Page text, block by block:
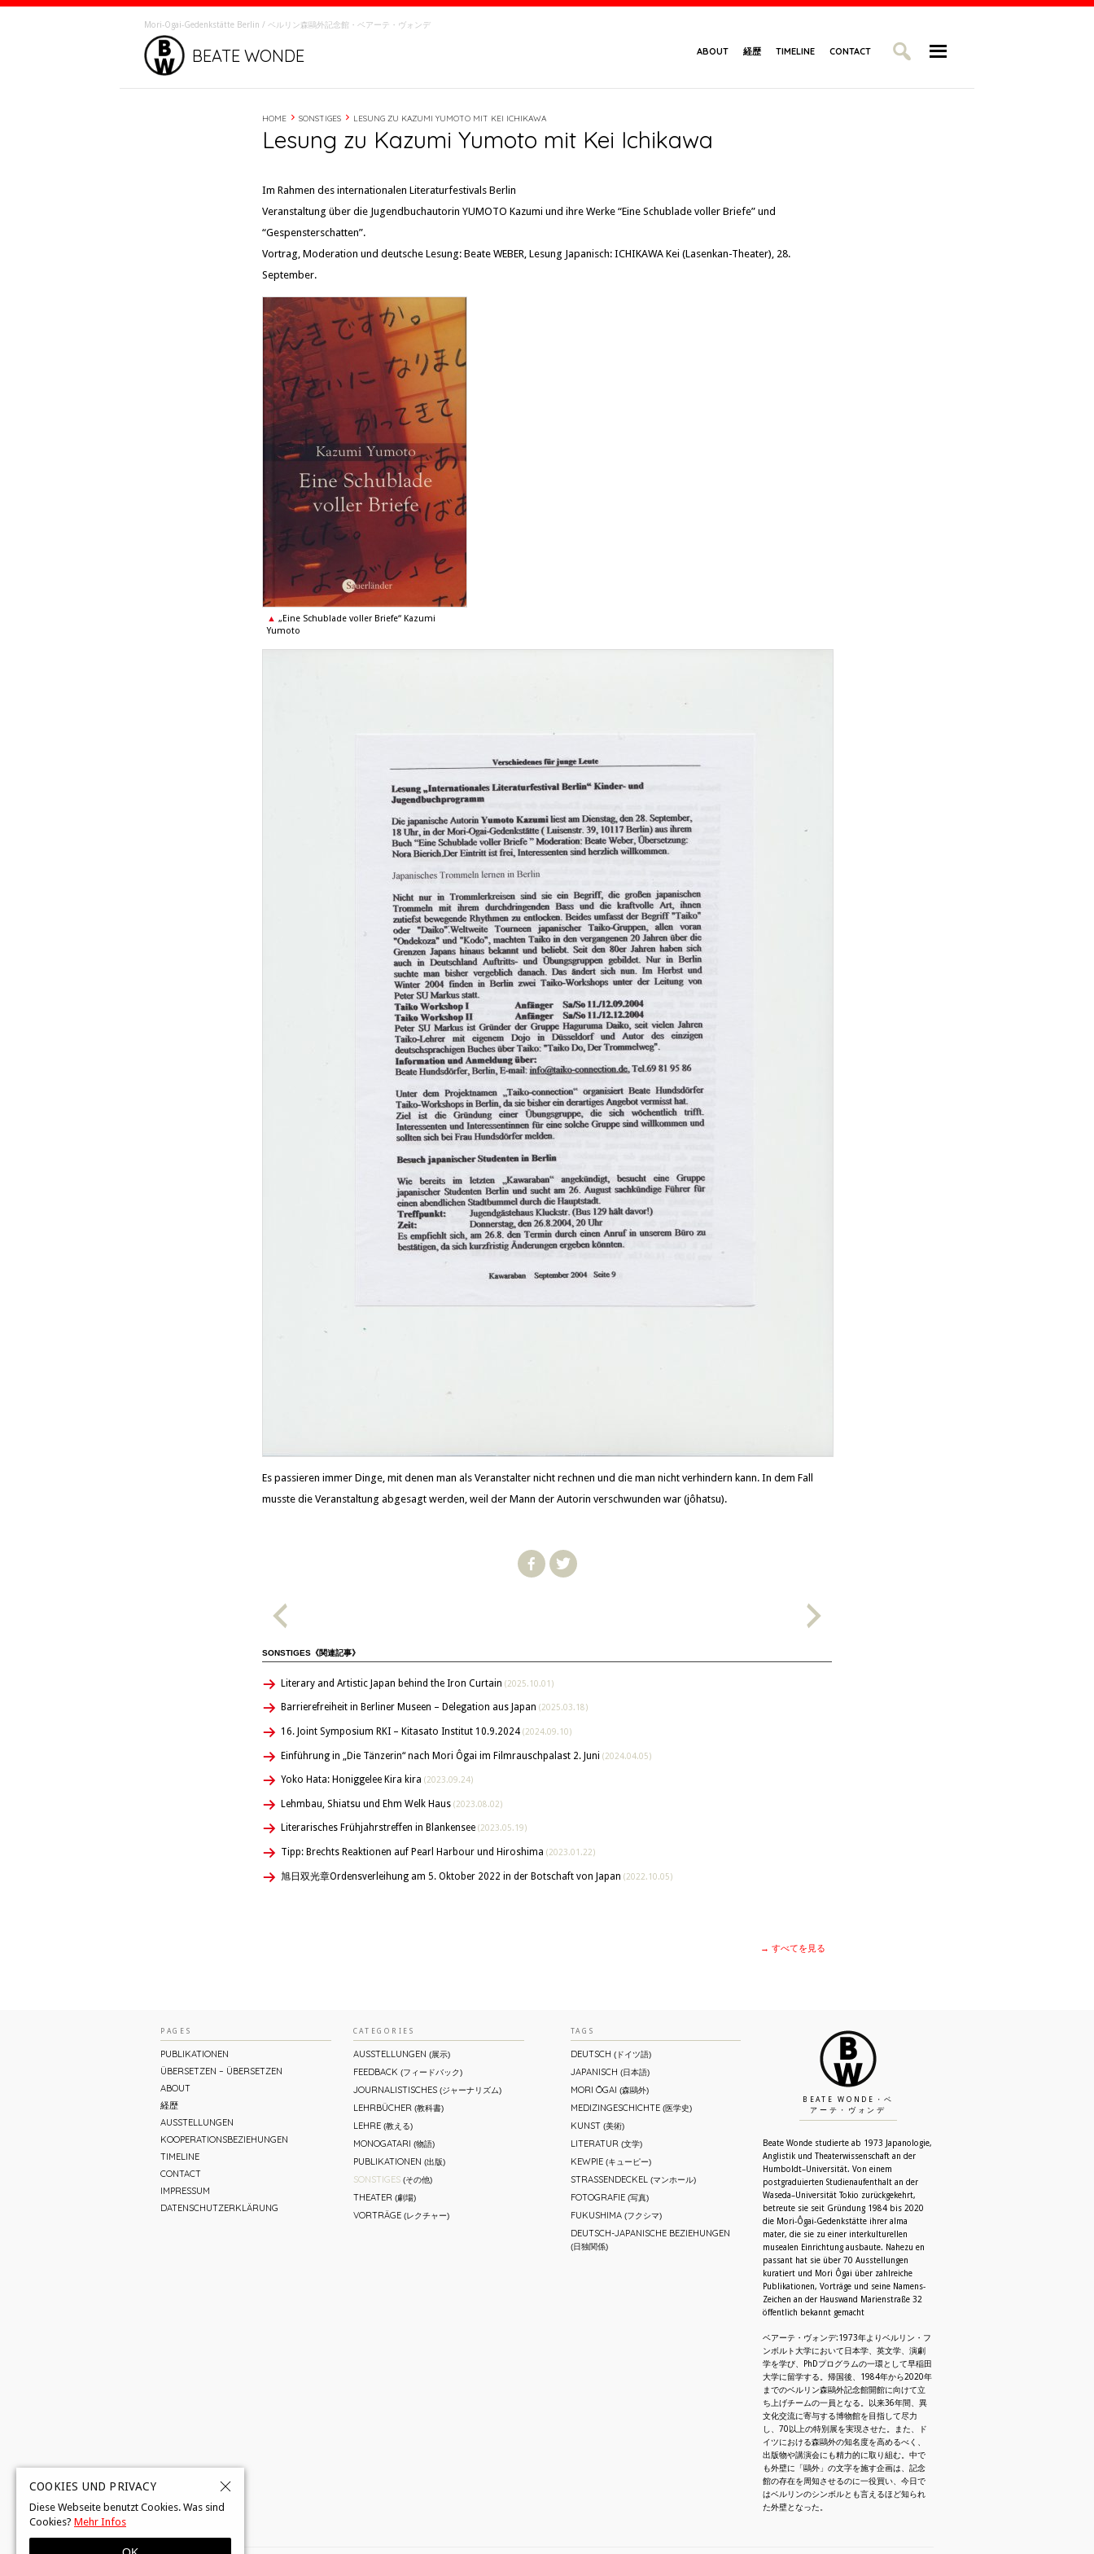
Mori-Ôgai-Gedenkstätte Berlin / ベルリン森鷗外記念館・ベアーテ・ヴォンデ
BEATE WONDE ABOUT 経歴 TIMELINE CONTACT
HOME SONSTIGES LESUNG ZU KAZUMI YUMOTO MIT KEI ICHIKAWA
Lesung zu Kazumi Yumoto mit Kei Ichikawa
Im Rahmen des internationalen Literaturfestivals Berlin
Veranstaltung über die Jugendbuchautorin YUMOTO Kazumi und ihre Werke “Eine Schublade voller Briefe” und
“Gespensterschatten”.
Vortrag, Moderation und deutsche Lesung: Beate WEBER, Lesung Japanisch: ICHIKAWA Kei (Lasenkan-Theater), 28.
September.
„Eine Schublade voller Briefe“ Kazumi
Yumoto
Es passieren immer Dinge, mit denen man als Veranstalter nicht rechnen und die man nicht verhindern kann. In dem Fall
musste die Veranstaltung abgesagt werden, weil der Mann der Autorin verschwunden war (jôhatsu).
SONSTIGES《関連記事》
Literary and Artistic Japan behind the Iron Curtain (2025.10.01)
Barrierefreiheit in Berliner Museen – Delegation aus Japan (2025.03.18)
16. Joint Symposium RKI – Kitasato Institut 10.9.2024 (2024.09.10)
Einführung in „Die Tänzerin“ nach Mori Ôgai im Filmrauschpalast 2. Juni (2024.04.05)
Yoko Hata: Honiggelee Kira kira (2023.09.24)
Lehmbau, Shiatsu und Ehm Welk Haus (2023.08.02)
Literarisches Frühjahrstreffen in Blankensee (2023.05.19)
Tipp: Brechts Reaktionen auf Pearl Harbour und Hiroshima (2023.01.22)
旭日双光章Ordensverleihung am 5. Oktober 2022 in der Botschaft von Japan (2022.10.05)
→ すべてを見る
PAGES
PUBLIKATIONEN
ÜBERSETZEN – ÜBERSETZEN
ABOUT
経歴
AUSSTELLUNGEN
KOOPERATIONSBEZIEHUNGEN
TIMELINE
CONTACT
IMPRESSUM
DATENSCHUTZERKLÄRUNG
CATEGORIES
AUSSTELLUNGEN (展示)
FEEDBACK (フィードバック)
JOURNALISTISCHES(ジャーナリズム)
LEHRBÜCHER(教科書)
LEHRE(教える)
MONOGATARI (物語)
PUBLIKATIONEN (出版)
SONSTIGES(その他)
THEATER(劇場)
VORTRÄGE(レクチャー)
TAGS
DEUTSCH (ドイツ語)
JAPANISCH (日本語)
MORI ŌGAI (森鷗外)
MEDIZINGESCHICHTE(医学史)
KUNST(美術)
LITERATUR(文学)
KEWPIE(キューピー)
STRASSENDECKEL (マンホール)
FOTOGRAFIE(写真)
FUKUSHIMA(フクシマ)
DEUTSCH-JAPANISCHE BEZIEHUNGEN
(日独関係)
BEATE WONDE・ベ
アーテ・ヴォンデ
Beate Wonde studierte ab 1973 Japanologie,
Anglistik und Theaterwissenschaft an der
Humboldt–Universität. Von einem
postgraduierten Studienaufenthalt an der
Waseda–Universität Tokio zurückgekehrt,
betreute sie seit Gründung 1984 bis 2020
die Mori-Ôgai-Gedenkstätte ihrer alma
mater, die sie zu einer interkulturellen
musealen Einrichtung ausbaute. Nahezu en
passant hat sie über 70 Ausstellungen
kuratiert und Mori Ôgai über zahlreiche
Publikationen, Vorträge und seine Namens-
Zeichen an der Hauswand Marienstraße 32
öffentlich bekannt gemacht
ベアーテ・ヴォンデ:1973年よりベルリン・フ
ンボルト大学において日本学、英文学、演劇
学を学び、PhDプログラムの一環として早稲田
大学に留学する。帰国後、1984年から2020年
までのベルリン森鷗外記念館開館に向けて立
ち上げチームの一員となる。以来36年間、異
文化交流に寄与する博物館を目指して尽力
し、70以上の特別展を実現させた。また、ド
イツにおける森鷗外の知名度を高めるべく、
出版物や講演会にも精力的に取り組む。中で
も外壁に「鷗外」の文字を施す企画は、記念
館の存在を周知させるのに一役買い、今日で
はベルリンのシンボルとも言えるほど知られ
た外壁となった。
COOKIES UND PRIVACY
Diese Webseite benutzt Cookies. Was sind
Cookies? Mehr Infos